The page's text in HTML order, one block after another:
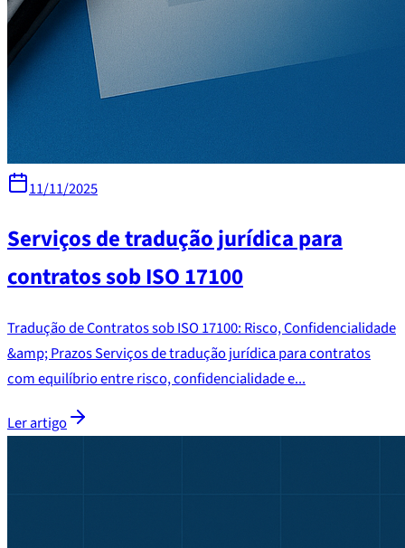
11/11/2025
Serviços de tradução jurídica para
contratos sob ISO 17100
Tradução de Contratos sob ISO 17100: Risco, Confidencialidade
&amp; Prazos Serviços de tradução jurídica para contratos
com equilíbrio entre risco, confidencialidade e...
Ler artigo